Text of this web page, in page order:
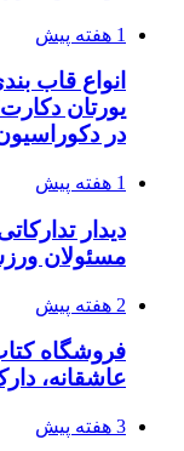
1 هفته پیش
انواع قاب
یورتان
در
1 هفته پیش
دیدار
مسئولان
2 هفته پیش
عاشقانه،
3 هفته پیش